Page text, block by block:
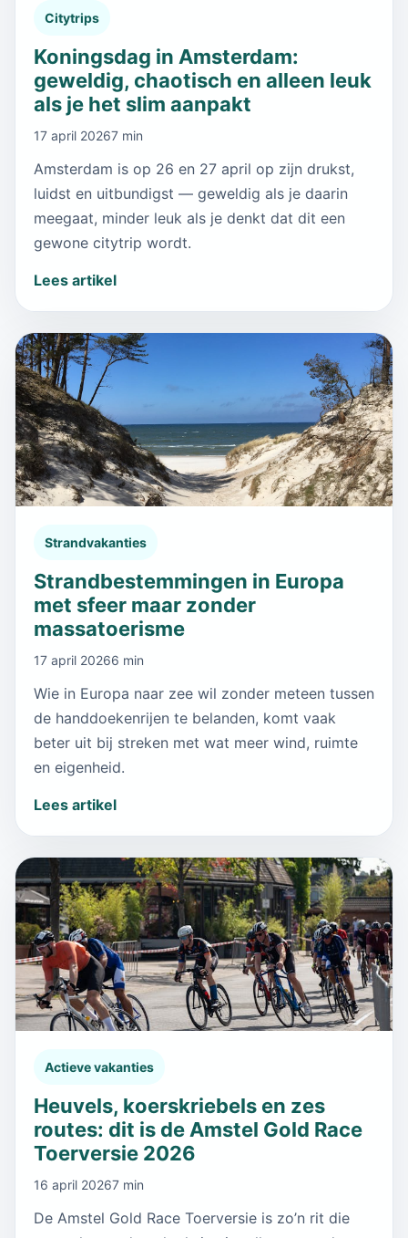
Citytrips
Koningsdag in Amsterdam:
geweldig, chaotisch en alleen leuk
als je het slim aanpakt
17 april 20267 min
Amsterdam is op 26 en 27 april op zijn drukst,
luidst en uitbundigst — geweldig als je daarin
meegaat, minder leuk als je denkt dat dit een
gewone citytrip wordt.
Lees artikel
Strandvakanties
Strandbestemmingen in Europa
met sfeer maar zonder
massatoerisme
17 april 20266 min
Wie in Europa naar zee wil zonder meteen tussen
de handdoekenrijen te belanden, komt vaak
beter uit bij streken met wat meer wind, ruimte
en eigenheid.
Lees artikel
Actieve vakanties
Heuvels, koerskriebels en zes
routes: dit is de Amstel Gold Race
Toerversie 2026
16 april 20267 min
De Amstel Gold Race Toerversie is zo’n rit die